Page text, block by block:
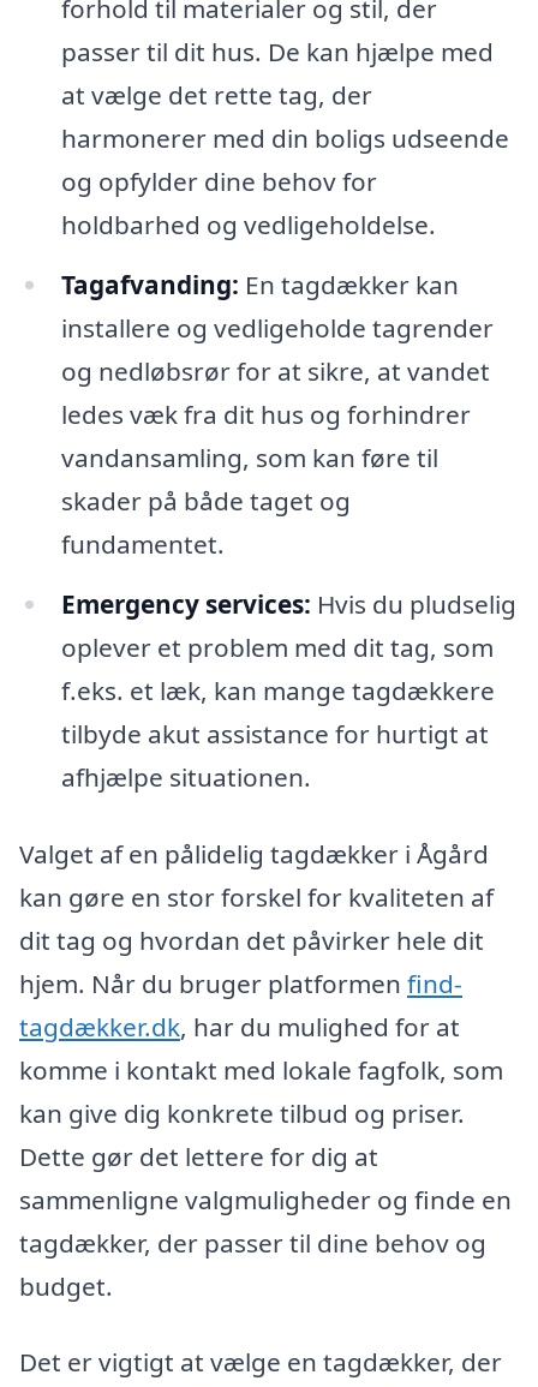
forhold til materialer og stil, der
passer til dit hus. De kan hjælpe med
at vælge det rette tag, der
harmonerer med din boligs udseende
og opfylder dine behov for
holdbarhed og vedligeholdelse.
Tagafvanding: En tagdækker kan
installere og vedligeholde tagrender
og nedløbsrør for at sikre, at vandet
ledes væk fra dit hus og forhindrer
vandansamling, som kan føre til
skader på både taget og
fundamentet.
Emergency services: Hvis du pludselig
oplever et problem med dit tag, som
f.eks. et læk, kan mange tagdækkere
tilbyde akut assistance for hurtigt at
afhjælpe situationen.
Valget af en pålidelig tagdækker i Ågård
kan gøre en stor forskel for kvaliteten af
dit tag og hvordan det påvirker hele dit
hjem. Når du bruger platformen find-
tagdækker.dk, har du mulighed for at
komme i kontakt med lokale fagfolk, som
kan give dig konkrete tilbud og priser.
Dette gør det lettere for dig at
sammenligne valgmuligheder og finde en
tagdækker, der passer til dine behov og
budget.
Det er vigtigt at vælge en tagdækker, der